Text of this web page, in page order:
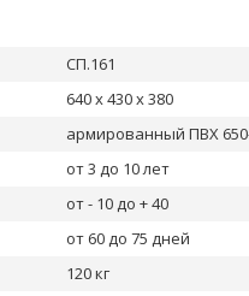
СП.161
640 х 430 х 380
армированный ПВХ
от 3 до 10 лет
от - 10 до + 40
от 60 до 75 дней
120 кг